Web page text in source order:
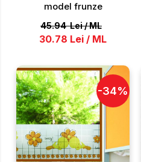
model frunze
45.94 Lei/ML
30.78 Lei / ML
-34%